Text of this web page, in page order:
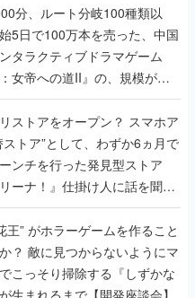
ド2人に訊く開発秘話
分、ルート分岐100種類以
5日で100万本を売った、中国
タラクティブドラマゲーム
女帝への道II』の、規模が違
プロデューサーに聞いた
アをオープン？ スマホア
ストア”として、わずか6ヵ月で
ンチを行った発見型ストア
ーナ！』仕掛け人に話を聞い
王” がホラーゲームを作ること
ようにマ
こっそり掃除する『しずかな
生まれるまで【開発座談会】